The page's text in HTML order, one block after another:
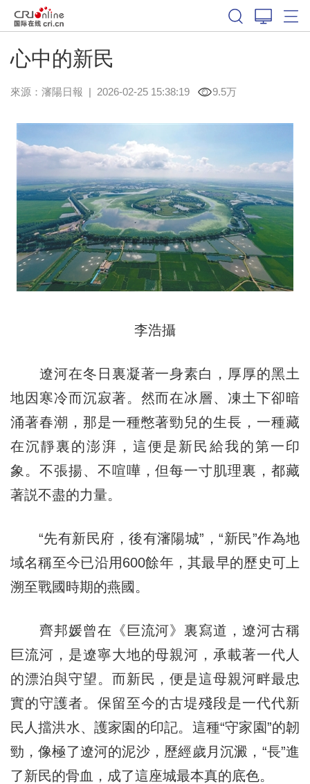
心中的新民
來源： 瀋陽日報 | 2026-02-25 15:38:19 9.5万
李浩攝
遼河在冬日裏凝著一身素白，厚厚的黑土
地因寒冷而沉寂著。然而在冰層、凍土下卻暗
涌著春潮，那是一種憋著勁兒的生長，一種藏
在沉靜裏的澎湃，這便是新民給我的第一印
象。不張揚、不喧嘩，但每一寸肌理裏，都藏
著説不盡的力量。
“先有新民府，後有瀋陽城”，“新民”作為地
域名稱至今已沿用600餘年，其最早的歷史可上
溯至戰國時期的燕國。
齊邦媛曾在《巨流河》裏寫道，遼河古稱
巨流河，是遼寧大地的母親河，承載著一代人
的漂泊與守望。而新民，便是這母親河畔最忠
實的守護者。保留至今的古堤殘段是一代代新
民人擋洪水、護家園的印記。這種“守家園”的韌
勁，像極了遼河的泥沙，歷經歲月沉澱，“長”進
了新民的骨血，成了這座城最本真的底色。